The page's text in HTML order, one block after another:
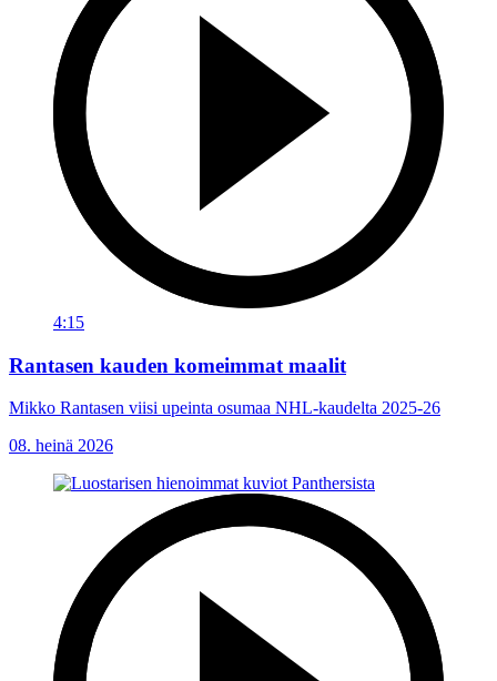
4:15
Rantasen kauden komeimmat maalit
Mikko Rantasen viisi upeinta osumaa NHL-kaudelta 2025-26
08. heinä 2026